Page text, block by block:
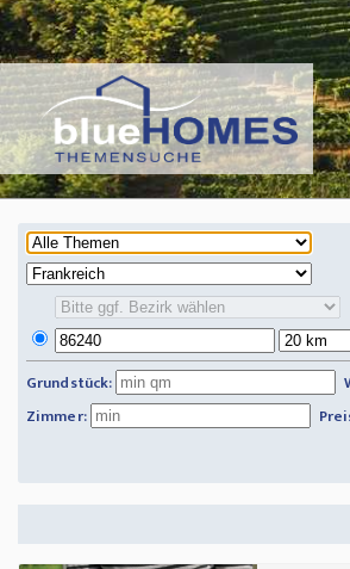
Grundstück:
Zimmer:
+++ Blog-